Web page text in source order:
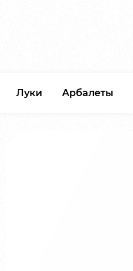
Луки Арбалеты